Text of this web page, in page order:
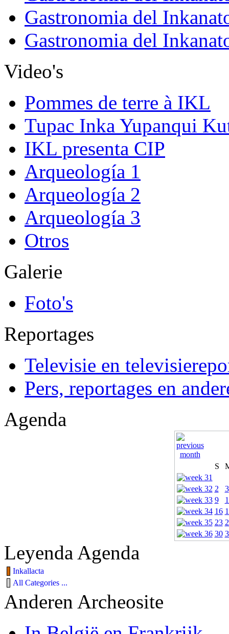
Gastronomia del
Gastronomia del
Video's
Pommes de terre à IKL
Tupac Inka Yupanqui
IKL presenta CIP
Arqueología 1
Arqueología 2
Arqueología 3
Otros
Galerie
Foto's
Reportages
Televisie en
Pers, reportages en
Agenda
S
2
3
9
16
23
30
Leyenda Agenda
Inkallacta
All Categories ...
Anderen Archeosite